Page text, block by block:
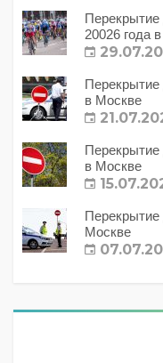
Перекрытие
20026 года
Перекрытие
в Москве
Перекрытие
в Москве
Перекрытие
Москве